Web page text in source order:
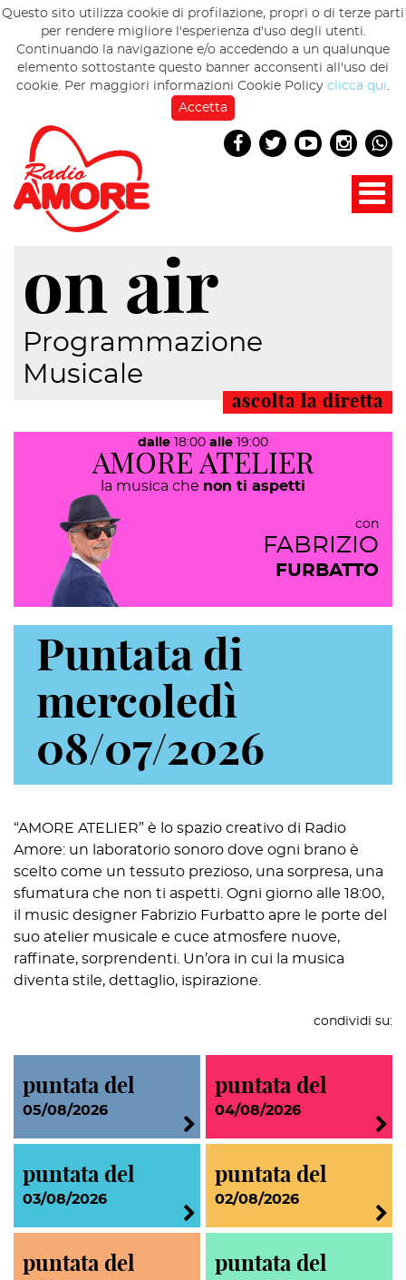
Questo sito utilizza cookie di profilazione, propri o di terze parti
per rendere migliore l'esperienza d'uso degli utenti.
Continuando la navigazione e/o accedendo a un qualunque
elemento sottostante questo banner acconsenti all'uso dei
cookie. Per maggiori informazioni Cookie Policy clicca qui.
Accetta
on air
Programmazione
Musicale
ascolta la diretta
AMORE ATELIER
la musica che non ti aspetti
con
FABRIZIO
FURBATTO
dalle 18:00 alle 19:00
Puntata di
mercoledì
08/07/2026
“AMORE ATELIER” è lo spazio creativo di Radio
Amore: un laboratorio sonoro dove ogni brano è
scelto come un tessuto prezioso, una sorpresa, una
sfumatura che non ti aspetti. Ogni giorno alle 18:00,
il music designer Fabrizio Furbatto apre le porte del
suo atelier musicale e cuce atmosfere nuove,
raffinate, sorprendenti. Un’ora in cui la musica
diventa stile, dettaglio, ispirazione.
condividi su:
puntata del
05/08/2026
puntata del
04/08/2026
puntata del
03/08/2026
puntata del
02/08/2026
puntata del puntata del